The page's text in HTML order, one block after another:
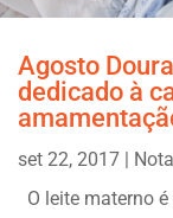
Agosto
dedicado à
set 22, 2017|
O leite materno